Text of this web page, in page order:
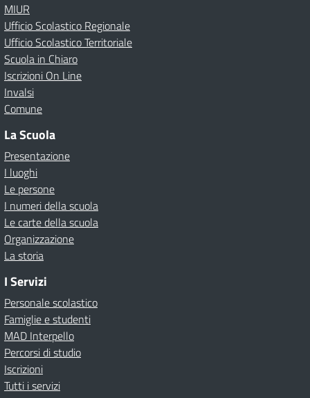
MIUR
Ufficio Scolastico Regionale
Ufficio Scolastico Territoriale
Scuola in Chiaro
Iscrizioni On Line
Invalsi
Comune
La Scuola
Presentazione
I luoghi
Le persone
I numeri della scuola
Le carte della scuola
Organizzazione
La storia
I Servizi
Personale scolastico
Famiglie e studenti
MAD Interpello
Percorsi di studio
Iscrizioni
Tutti i servizi